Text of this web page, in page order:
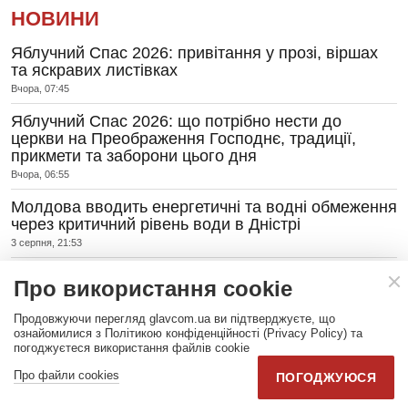
НОВИНИ
Яблучний Спас 2026: привітання у прозі, віршах
та яскравих листівках
Вчора, 07:45
Яблучний Спас 2026: що потрібно нести до
церкви на Преображення Господнє, традиції,
прикмети та заборони цього дня
Вчора, 06:55
Молдова вводить енергетичні та водні обмеження
через критичний рівень води в Дністрі
3 серпня, 21:53
посади посла України в США
Понад 2,8 млн пасажирів за місяць: як
залізничники долають найскладніший літній
сезон
Про використання cookie
Продовжуючи перегляд glavcom.ua ви підтверджуєте, що
ознайомилися з Політикою конфіденційності (Privacy Policy) та
погоджуєтеся використання файлів cookie
Про файли cookies
ПОГОДЖУЮСЯ